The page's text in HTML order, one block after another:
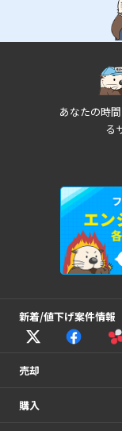
あなたの時
る
新着/値下げ案件情報
売却
購入